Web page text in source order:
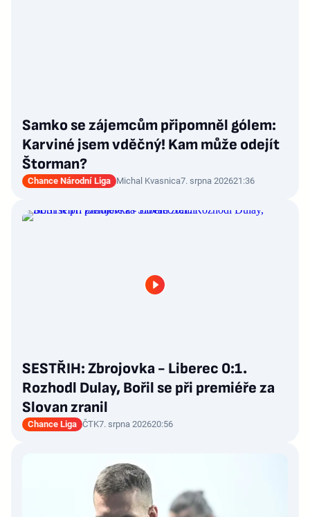
Samko se zájemcům připomněl gólem:
Karviné jsem vděčný! Kam může odejít
Štorman?
Chance Národní Liga Michal Kvasnica7. srpna 202621:36
SESTŘIH: Zbrojovka - Liberec 0:1.
Rozhodl Dulay, Bořil se při premiéře za
Slovan zranil
Chance Liga ČTK7. srpna 202620:56